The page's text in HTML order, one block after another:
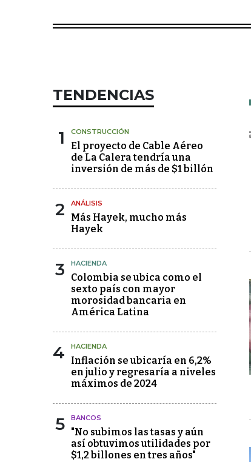
TENDENCIAS
1 CONSTRUCCIÓN
El proyecto de Cable Aéreo
de La Calera tendría una
inversión de más de $1 billón
2 ANÁLISIS
Más Hayek, mucho más
Hayek
3 HACIENDA
Colombia se ubica como el
sexto país con mayor
morosidad bancaria en
América Latina
4 HACIENDA
Inflación se ubicaría en 6,2%
en julio y regresaría a niveles
máximos de 2024
5 BANCOS
"No subimos las tasas y aún
así obtuvimos utilidades por
$1,2 billones en tres años"